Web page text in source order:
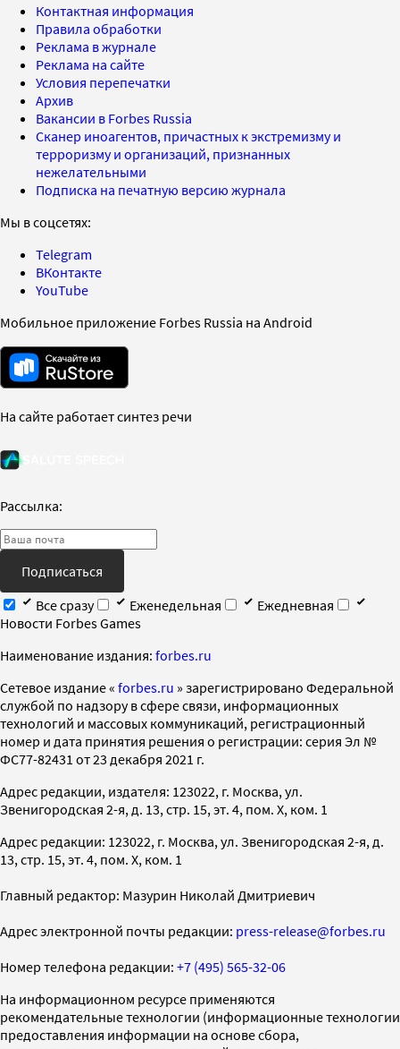
Контактная информация
Правила обработки
Реклама в журнале
Реклама на сайте
Условия перепечатки
Архив
Вакансии в Forbes Russia
Сканер иноагентов, причастных к экстремизму и
терроризму и организаций, признанных
нежелательными
Подписка на печатную версию журнала
Мы в соцсетях:
Telegram
ВКонтакте
YouTube
Мобильное приложение Forbes Russia на Android
На сайте работает синтез речи
Рассылка:
Подписаться
Все сразу
Еженедельная
Ежедневная
Новости Forbes Games
Наименование издания: forbes.ru
Cетевое издание « forbes.ru » зарегистрировано Федеральной
службой по надзору в сфере связи, информационных
технологий и массовых коммуникаций, регистрационный
номер и дата принятия решения о регистрации: серия Эл №
ФС77-82431 от 23 декабря 2021 г.
Адрес редакции, издателя: 123022, г. Москва, ул.
Звенигородская 2-я, д. 13, стр. 15, эт. 4, пом. X, ком. 1
Адрес редакции: 123022, г. Москва, ул. Звенигородская 2-я, д.
13, стр. 15, эт. 4, пом. X, ком. 1
Главный редактор: Мазурин Николай Дмитриевич
Адрес электронной почты редакции: press-release@forbes.ru
Номер телефона редакции: +7 (495) 565-32-06
На информационном ресурсе применяются
рекомендательные технологии (информационные технологии
предоставления информации на основе сбора,